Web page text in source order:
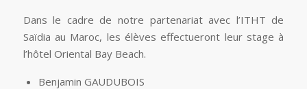
Dans le cadre de notre partenariat avec l’ITHT de
Saïdia au Maroc, les élèves effectueront leur stage à
l’hôtel Oriental Bay Beach.
Benjamin GAUDUBOIS